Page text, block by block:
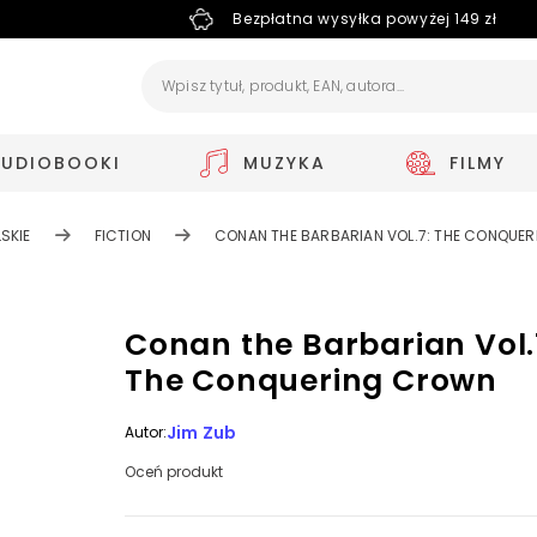
Bezpłatna wysyłka powyżej 149 zł
MUZYKA FILMY
FICTION CONAN THE BARBARIAN VOL.7: THE
Conan the Barbarian
The Conquering Crown
Autor:Jim Zub
Oceń produkt